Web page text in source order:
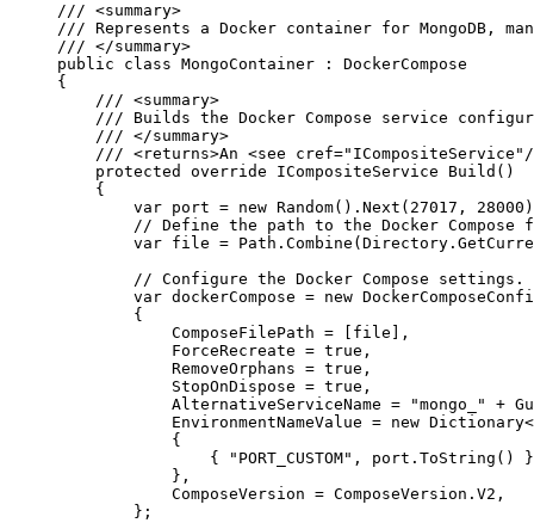
/// <summary>
/// Represents a Docker container for MongoDB,
/// </summary>
public
class MongoContainer : DockerCompose
{
/// <summary>
/// Builds the Docker Compose service
/// </summary>
/// <returns>An <see cref=" ICompositeService " /
protected
override ICompositeService Build ()
{
var port = new Random() . Next ( 27017 , 28000
// Define the path to the Docker
var file = Path . Combine ( Directory .
// Configure the Docker Compose settings.
var dockerCompose = new
{
ComposeFilePath = [file],
ForceRecreate = true ,
RemoveOrphans = true ,
StopOnDispose = true ,
AlternativeServiceName = "mongo_ " +
EnvironmentNameValue = new Dictionary<
{
{
" PORT_CUSTOM" , port . ToString ()
},
ComposeVersion = ComposeVersion . V2 ,
};